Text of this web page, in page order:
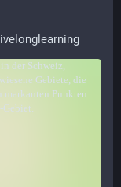
livelonglearning